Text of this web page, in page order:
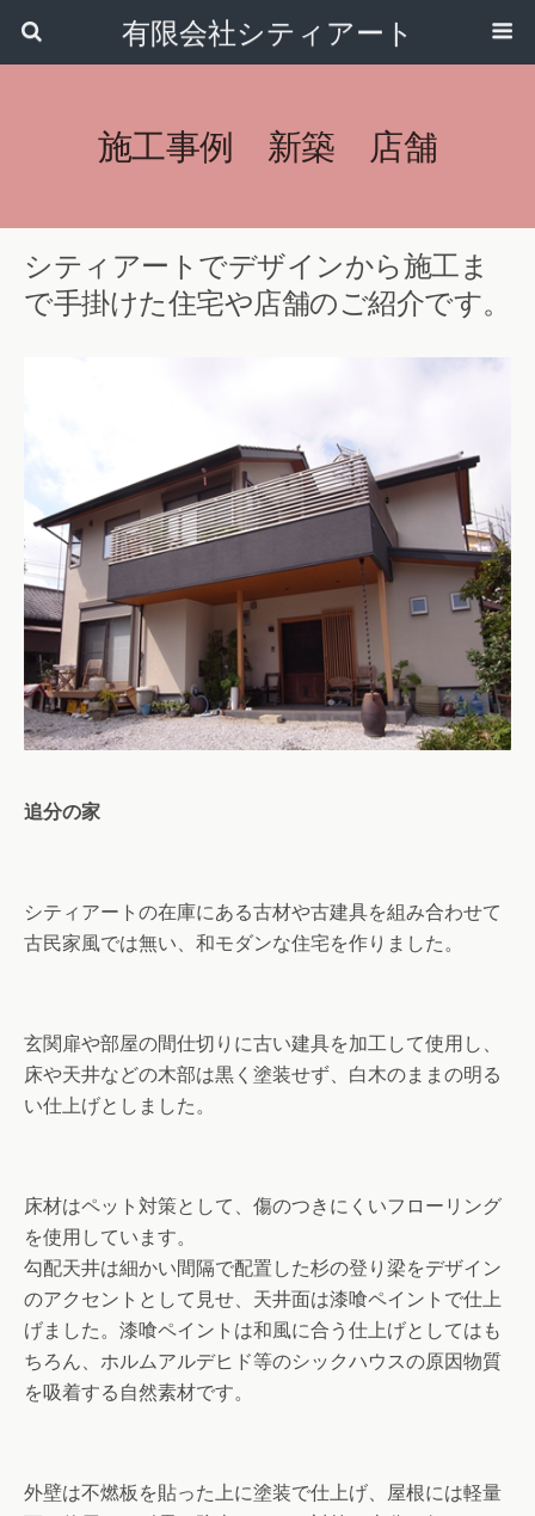
有限会社シティアート
施工事例 新築 店舗
シティアートでデザインから施工ま
で手掛けた住宅や店舗のご紹介です。
追分の家
シティアートの在庫にある古材や古建具を組み合わせて
古民家風では無い、和モダンな住宅を作りました。
玄関扉や部屋の間仕切りに古い建具を加工して使用し、
床や天井などの木部は黒く塗装せず、白木のままの明る
い仕上げとしました。
床材はペット対策として、傷のつきにくいフローリング
を使用しています。
勾配天井は細かい間隔で配置した杉の登り梁をデザイン
のアクセントとして見せ、天井面は漆喰ペイントで仕上
げました。漆喰ペイントは和風に合う仕上げとしてはも
ちろん、ホルムアルデヒド等のシックハウスの原因物質
を吸着する自然素材です。
外壁は不燃板を貼った上に塗装で仕上げ、屋根には軽量